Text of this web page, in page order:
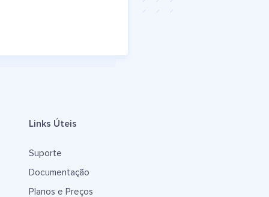
Links Úteis
Suporte
Documentação
Planos e Preços